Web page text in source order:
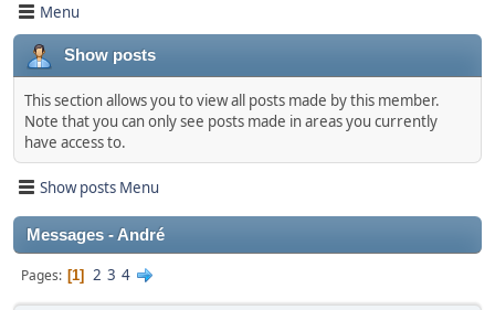
Menu
Show posts
This section allows you to view all posts made by this member.
Note that you can only see posts made in areas you currently
have access to.
Show posts Menu
Messages - André
Pages 1 2 3 4